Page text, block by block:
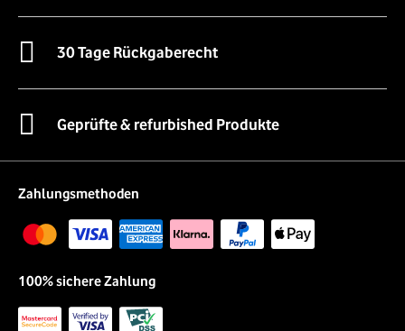
30 Tage Rückgaberecht
Geprüfte & refurbished Produkte
Zahlungsmethoden
100% sichere Zahlung